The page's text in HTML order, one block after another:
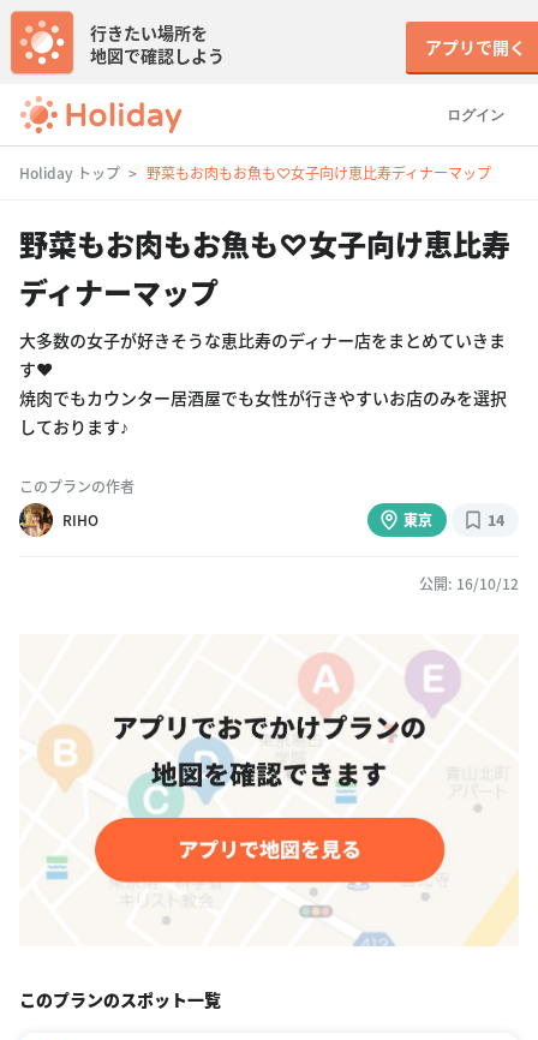
ログイン
行きたい場所を
地図で確認しよう
アプリで開く
Holiday トップ 野菜もお肉もお魚も♡女子向け恵比寿ディナーマップ
野菜もお肉もお魚も♡女子向け恵比寿
ディナーマップ
大多数の女子が好きそうな恵比寿のディナー店をまとめていきま
す❤️
焼肉でもカウンター居酒屋でも女性が行きやすいお店のみを選択
しております♪
このプランの作者
RIHO
東京 14
公開: 16/10/12
このプランのスポット一覧